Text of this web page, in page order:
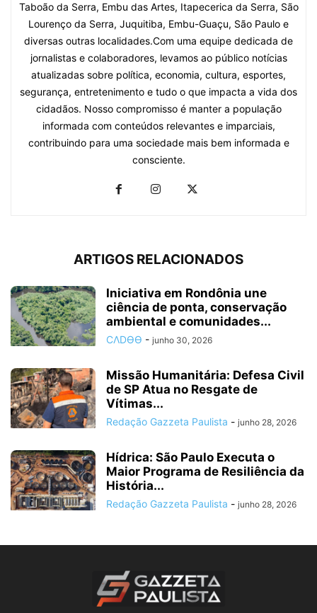
Taboão da Serra, Embu das Artes, Itapecerica da Serra, São
Lourenço da Serra, Juquitiba, Embu-Guaçu, São Paulo e
diversas outras localidades.Com uma equipe dedicada de
jornalistas e colaboradores, levamos ao público notícias
atualizadas sobre política, economia, cultura, esportes,
segurança, entretenimento e tudo o que impacta a vida dos
cidadãos. Nosso compromisso é manter a população
informada com conteúdos relevantes e imparciais,
contribuindo para uma sociedade mais bem informada e
consciente.
ARTIGOS RELACIONADOS
Iniciativa em Rondônia une
ciência de ponta, conservação
ambiental e comunidades...
CΛDӨӨ - junho 30, 2026
Missão Humanitária: Defesa Civil
de SP Atua no Resgate de
Vítimas...
Redação Gazzeta Paulista - junho 28, 2026
Hídrica: São Paulo Executa o
Maior Programa de Resiliência da
História...
Redação Gazzeta Paulista - junho 28, 2026